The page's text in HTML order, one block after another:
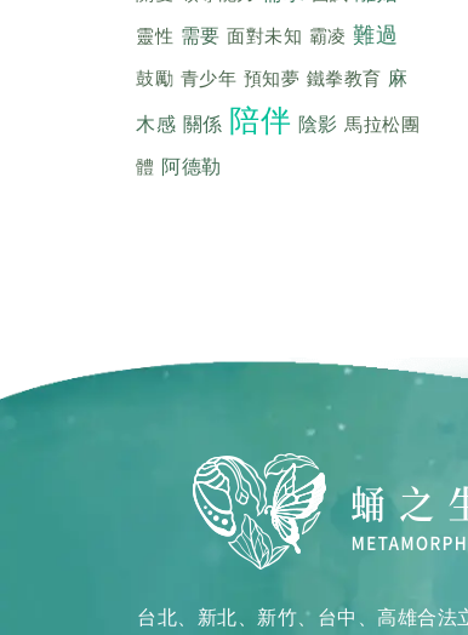
靈性 需要 面對未知 霸凌 難過
鼓勵 青少年 預知夢 鐵拳教育 麻
木感 關係 陪伴 陰影 馬拉松團
體 阿德勒
台北、新北、新竹、台中、高雄合法